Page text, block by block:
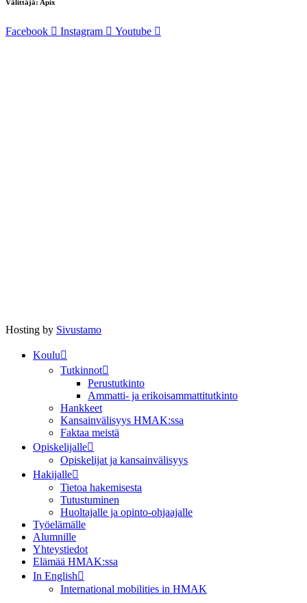
Välittäjä: Apix
Facebook Instagram Youtube
Hosting by Sivustamo
Koulu
Tutkinnot
Perustutkinto
Ammatti- ja erikoisammattitutkinto
Hankkeet
Kansainvälisyys HMAK:ssa
Faktaa meistä
Opiskelijalle
Opiskelijat ja kansainvälisyys
Hakijalle
Tietoa hakemisesta
Tutustuminen
Huoltajalle ja opinto-ohjaajalle
Työelämälle
Alumnille
Yhteystiedot
Elämää HMAK:ssa
In English
International mobilities in HMAK